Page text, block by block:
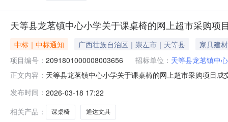
天等县龙茗镇中心小学关于课桌椅的网上超市采购项
中标｜中标通知 广西壮族自治区｜崇左市｜天等县
家具建材
项目编号： 2091801000008003656 招标单位： 天等县龙茗镇中
正文内容： 天等县龙茗镇中心小学关于课桌椅的网上超市采购项目
话:13788368539采购计划信息：序号采购计划文号信息
发布时间： 2026-03-18 17:22
相关产品：
课桌椅 通达文具